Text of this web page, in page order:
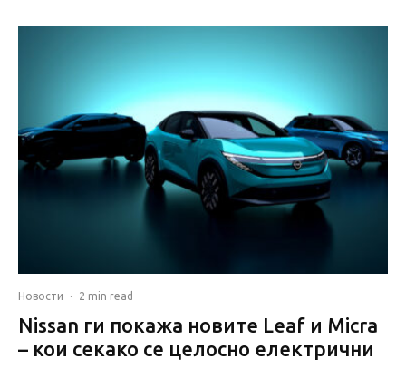
Новости · 2 min read
Nissan ги покажа новите Leaf и Micra
– кои секако се целосно електрични